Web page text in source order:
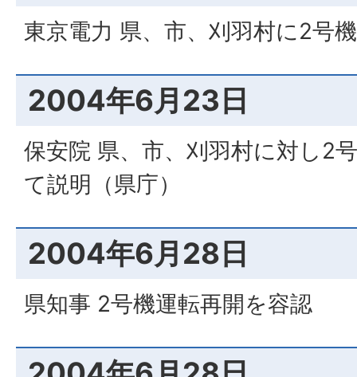
東京電力 県、市、刈羽村に2号
2004年6月23日
保安院 県、市、刈羽村に対し2
て説明（県庁）
2004年6月28日
県知事 2号機運転再開を容認